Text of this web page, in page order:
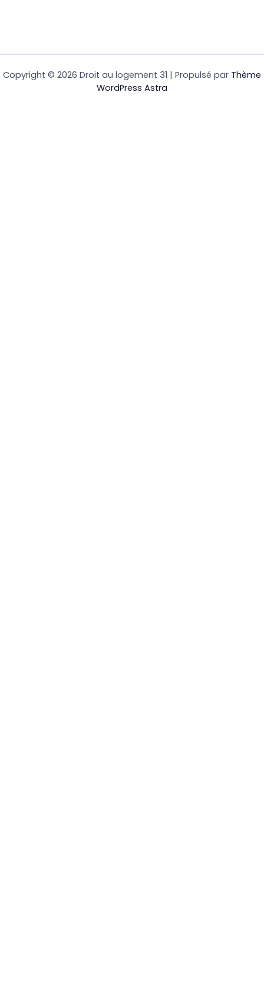
Copyright © 2026 Droit au logement 31 | Propulsé par Thème
WordPress Astra